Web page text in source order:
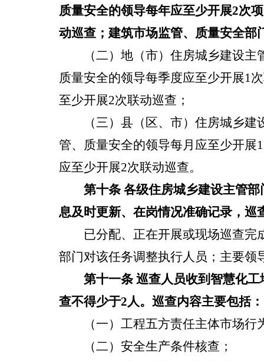
质量安全的领导每年应至少开展2次
动巡查 ；建筑市场监管、质量安全部
（二）地（市）住房城乡建设主
质量安全的领导每季度应至少开展1次
至少开展2次联动巡查；
（三）县（区、市）住房城乡建
管、质量安全的领导每月应至少开展1
应至少开展2次联动巡查。
第十条 各级住房城乡建设主管
息及时更新、在岗情况准确记录，巡
已分配、正在开展或现场巡查完
部门对该任务调整执行人员；主要
第十一条 巡查人员收到智慧化工
查不得少于2人。巡查内容主要包括：
（一）工程五方责任主体市场行
（二）安全生产条件核查 ；